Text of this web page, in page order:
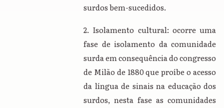
surdos bem-sucedidos.
2. Isolamento cultural: ocorre uma
fase de isolamento da comunidade
surda em consequência do congresso
de Milão de 1880 que proíbe o acesso
da língua de sinais na educação dos
surdos, nesta fase as comunidades